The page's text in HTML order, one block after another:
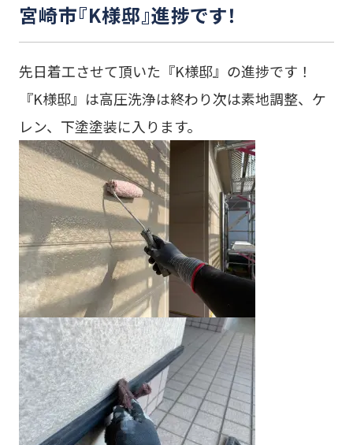
宮崎市『K様邸』進捗です！
先日着工させて頂いた『K様邸』の進捗です！
『K様邸』は高圧洗浄は終わり次は素地調整、ケ
レン、下塗塗装に入ります。